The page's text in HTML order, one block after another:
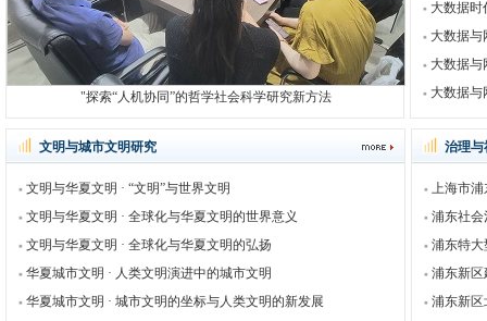
"探索“人机协同”的哲学社会科学研究新方法
大数据时
大数据与
大数据与
大数据与
文明与城市文明研究
文明与华夏文明 · “文明”与世界文明
文明与华夏文明 · 全球化与华夏文明的世界意义
文明与华夏文明 · 全球化与华夏文明的弘扬
华夏城市文明 · 人类文明演进中的城市文明
华夏城市文明 · 城市文明的坐标与人类文明的新发展
治理与
上海市浦
浦东社会
浦东特大
浦东新区
浦东新区